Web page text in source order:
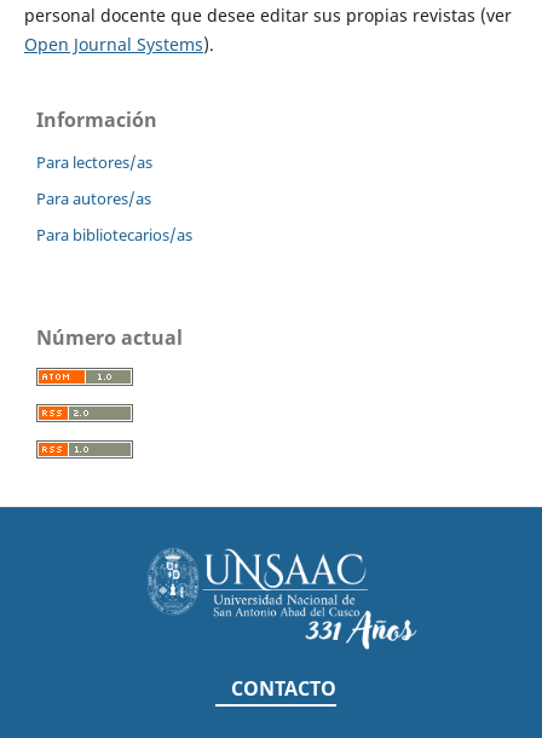
personal docente que desee editar sus propias revistas (ver
Open Journal Systems).
Información
Para lectores/as
Para autores/as
Para bibliotecarios/as
Número actual
CONTACTO